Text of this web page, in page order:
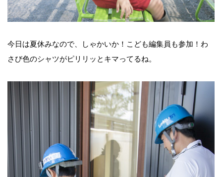
今日は夏休みなので、しゃかいか！こども編集員も参加！わ
さび色のシャツがピリリッとキマってるね。